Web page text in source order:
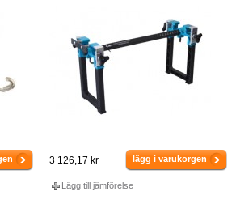
3 126,17 kr lägg i varukorgen
Lägg till jämförelse